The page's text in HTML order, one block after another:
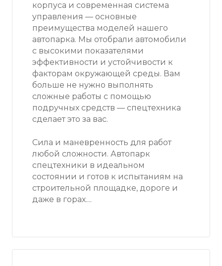
корпуса и современная система
управления — основные
преимущества моделей нашего
автопарка. Мы отобрали автомобили
с высокими показателями
эффективности и устойчивости к
факторам окружающей среды. Вам
больше не нужно выполнять
сложные работы с помощью
подручных средств — спецтехника
сделает это за вас.
Сила и маневренность для работ
любой сложности. Автопарк
спецтехники в идеальном
состоянии и готов к испытаниям на
строительной площадке, дороге и
даже в горах....